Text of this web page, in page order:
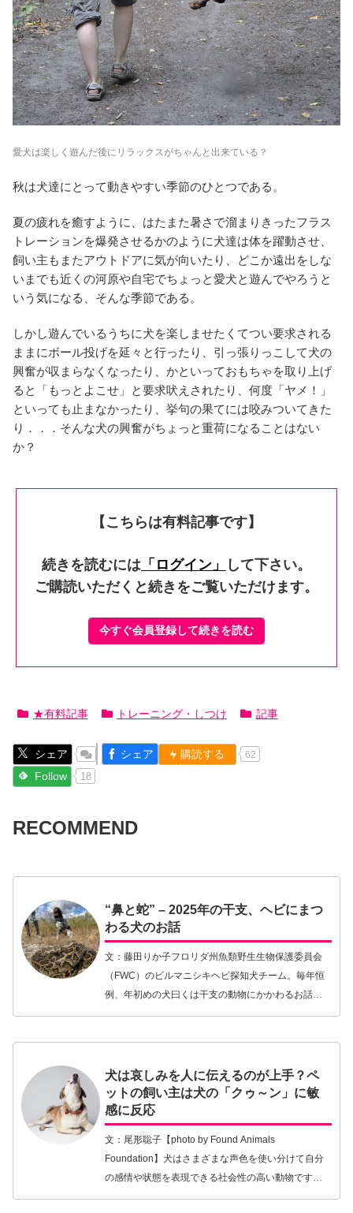
愛犬は楽しく遊んだ後にリラックスがちゃんと出来ている？
秋は犬達にとって動きやすい季節のひとつである。
夏の疲れを癒すように、はたまた暑さで溜まりきったフラス
トレーションを爆発させるかのように犬達は体を躍動させ、
飼い主もまたアウトドアに気が向いたり、どこか遠出をしな
いまでも近くの河原や自宅でちょっと愛犬と遊んでやろうと
いう気になる、そんな季節である。
しかし遊んでいるうちに犬を楽しませたくてつい要求される
ままにボール投げを延々と行ったり、引っ張りっこして犬の
興奮が収まらなくなったり、かといっておもちゃを取り上げ
ると「もっとよこせ」と要求吠えされたり、何度「ヤメ！」
といっても止まなかったり、挙句の果てには咬みついてきた
り．．．そんな犬の興奮がちょっと重荷になることはない
か？
【こちらは有料記事です】
続きを読むには 「ログイン」
して下さい。
ご購読いただくと続きをご覧いただけます。
今すぐ会員登録して続きを読む
★有料記事 トレーニング・しつけ 記事
シェア シェア 購読する 62
Follow 18
RECOMMEND
“鼻と蛇” – 2025年の干支、ヘビにまつ
わる犬のお話
文：藤田りか子フロリダ州魚類野生生物保護委員会
（FWC）のビルマニシキヘビ探知犬チーム。毎年恒
例、年初めの犬曰くは干支の動物にかかわるお話か
ら。今年は巳年なので、花と蛇、いや、ここは犬の
犬は哀しみを人に伝えるのが上手？ペ
ットの飼い主は犬の「クゥ～ン」に敏
感に反応
文：尾形聡子【photo by Found Animals
Foundation】犬はさまざまな声色を使い分けて自分
の感情や状態を表現できる社会性の高い動物です。
人の言語コミュニケーションとは異なりますが、犬